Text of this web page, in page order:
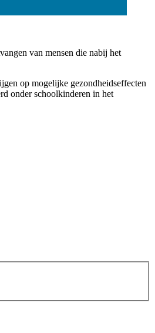
van mensen die nabij het
op mogelijke gezondheidseffecten
onder schoolkinderen in het